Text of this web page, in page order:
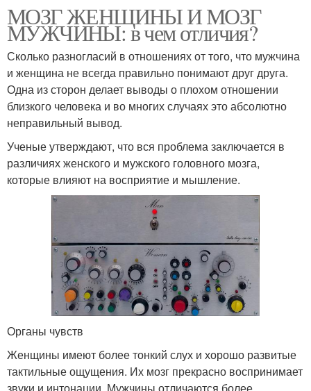
МОЗГ ЖЕНЩИНЫ И МОЗГ
МУЖЧИНЫ: в чем отличия?
Сколько разногласий в отношениях от того, что мужчина
и женщина не всегда правильно понимают друг друга.
Одна из сторон делает выводы о плохом отношении
близкого человека и во многих случаях это абсолютно
неправильный вывод.
Ученые утверждают, что вся проблема заключается в
различиях женского и мужского головного мозга,
которые влияют на восприятие и мышление.
Органы чувств
Женщины имеют более тонкий слух и хорошо развитые
тактильные ощущения. Их мозг прекрасно воспринимает
звуки и интонации. Мужчины отличаются более